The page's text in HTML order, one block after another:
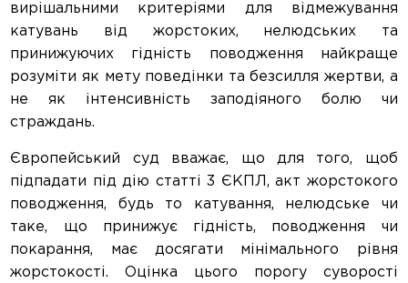
вирішальними критеріями для відмежування
катувань від жорстоких, нелюдських та
принижуючих гідність поводження найкраще
розуміти як мету поведінки та безсилля жертви, а
не як інтенсивність заподіяного болю чи
страждань.
Європейський суд вважає, що для того, щоб
підпадати під дію статті 3 ЄКПЛ, акт жорстокого
поводження, будь то катування, нелюдське чи
таке, що принижує гідність, поводження чи
покарання, має досягати мінімального рівня
жорстокості. Оцінка цього порогу суворості